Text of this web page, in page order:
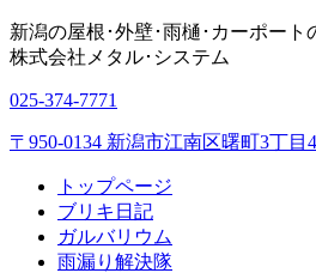
新潟の屋根･外壁･雨樋･カーポート
株式会社 メタル･システム
025-374-7771
〒950-0134 新潟市江南区曙町3丁目
トップページ
ブリキ日記
ガルバリウム
雨漏り解決隊